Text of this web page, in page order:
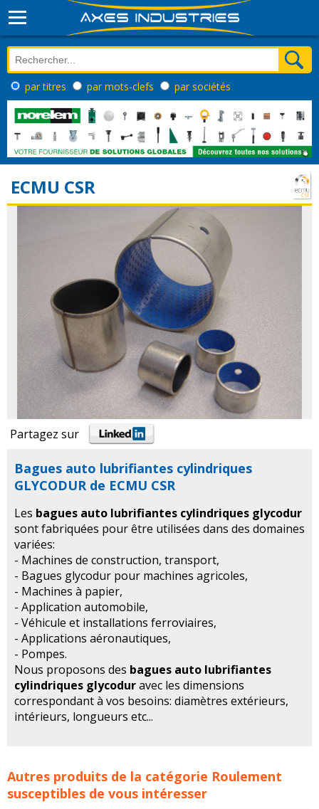
par titres par mots-clefs par sociétés
ECMU CSR
Partagez sur
Bagues auto lubrifiantes cylindriques
GLYCODUR de ECMU CSR
Les bagues auto lubrifiantes cylindriques glycodur
sont fabriquées pour être utilisées dans des domaines
variées:
- Machines de construction, transport,
- Bagues glycodur pour machines agricoles,
- Machines à papier,
- Application automobile,
- Véhicule et installations ferroviaires,
- Applications aéronautiques,
- Pompes.
Nous proposons des bagues auto lubrifiantes
cylindriques glycoduravec les dimensions
correspondant à vos besoins: diamètres extérieurs,
intérieurs, longueurs etc...
Bagues auto lubrifiantes cylindriques GLYCODUR de
ECMU CSR concerne les familles de produits :
Autres produits de la catégorie Roulement
susceptibles de vous intéresser